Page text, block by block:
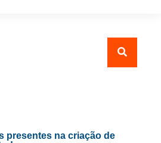
presentes na criação de